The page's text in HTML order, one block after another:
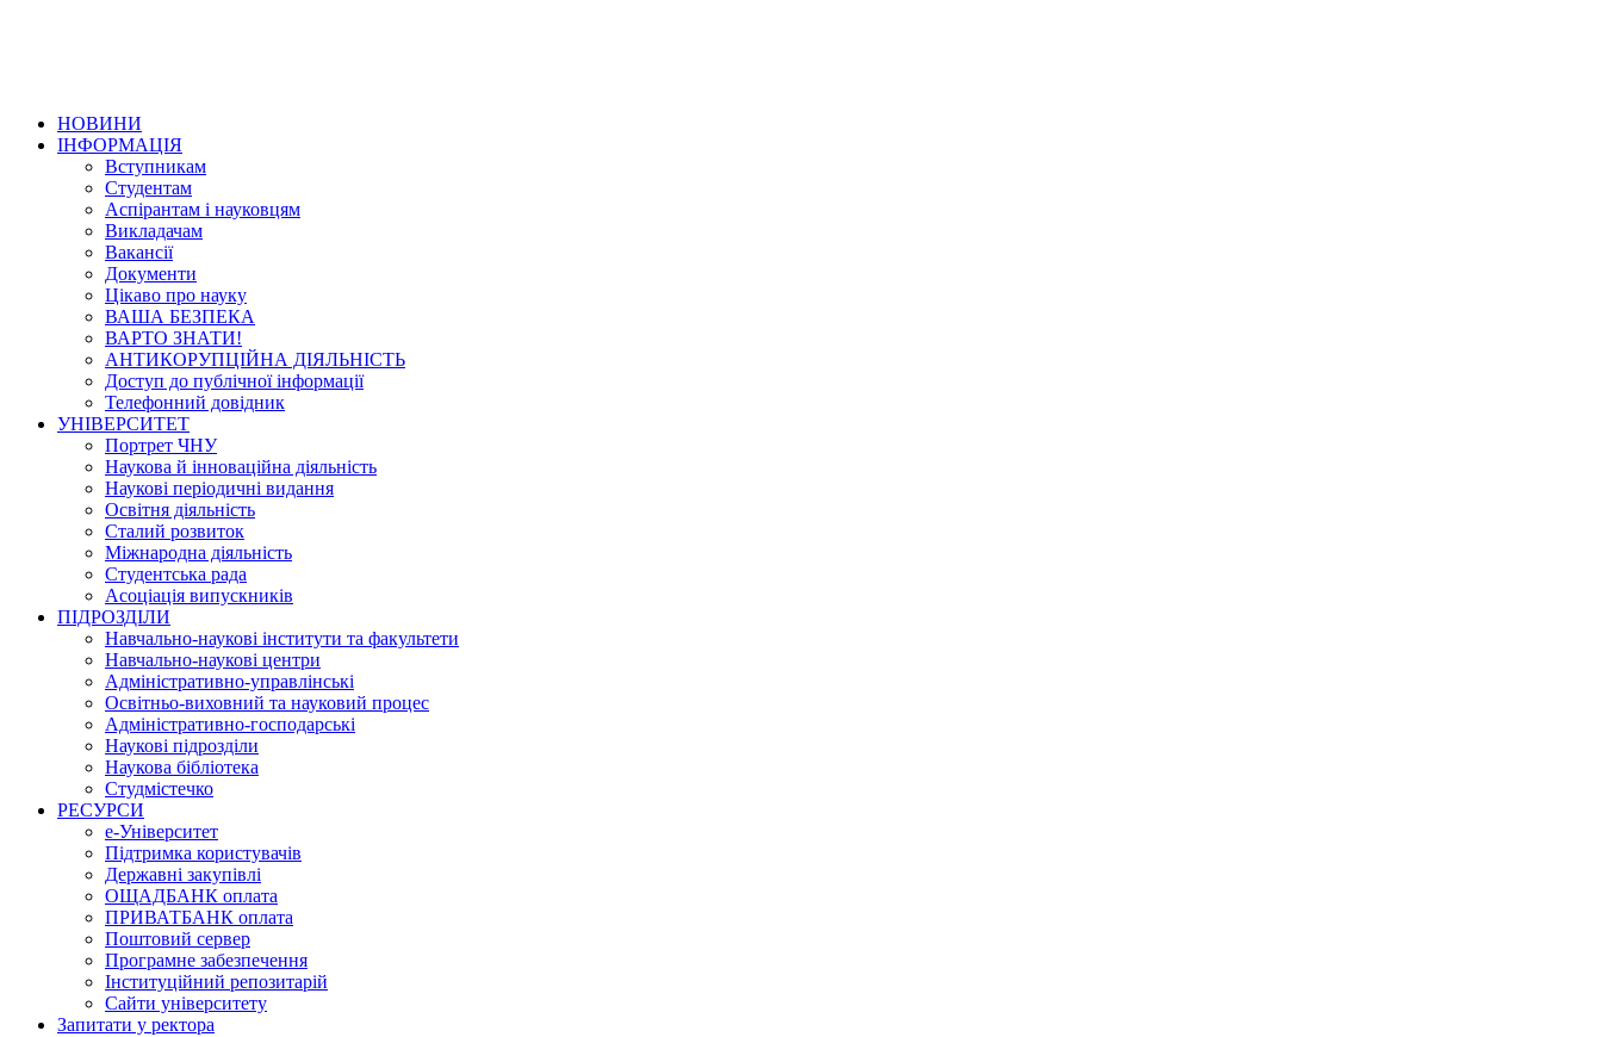
НОВИНИ
ІНФОРМАЦІЯ
Вступникам
Студентам
Аспірантам і науковцям
Викладачам
Вакансії
Документи
Цікаво про науку
ВАША БЕЗПЕКА
ВАРТО ЗНАТИ!
АНТИКОРУПЦІЙНА ДІЯЛЬНІСТЬ
Доступ до публічної інформації
Телефонний довідник
УНІВЕРСИТЕТ
Портрет ЧНУ
Наукова й інноваційна діяльність
Наукові періодичні видання
Освітня діяльність
Сталий розвиток
Міжнародна діяльність
Студентська рада
Асоціація випускників
ПІДРОЗДІЛИ
Навчально-наукові інститути та факультети
Навчально-наукові центри
Адміністративно-управлінські
Освітньо-виховний та науковий процес
Адміністративно-господарські
Наукові підрозділи
Наукова бібліотека
Студмістечко
РЕСУРСИ
е-Університет
Підтримка користувачів
Державні закупівлі
ОЩАДБАНК оплата
ПРИВАТБАНК оплата
Поштовий сервер
Програмне забезпечення
Інституційний репозитарій
Сайти університету
Запитати у ректора